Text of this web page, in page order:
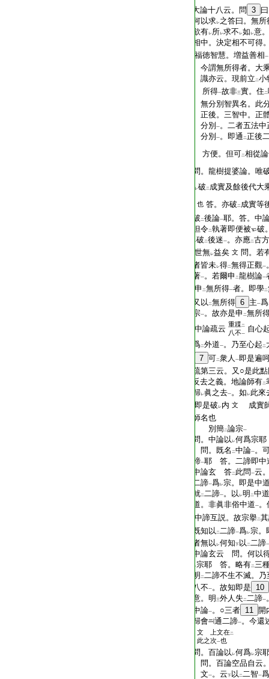
大論十八云。問 3
何以求レ之答曰。無所
欲有レ所レ求不 レ如 レ意
相中。決定相不可得
福徳智慧。増益善相一
今謂無所得者。大
識亦云。現前立 二小
所得一故非三實。住 二
無分別智異名。此
正後。三智中。正
分別 一。二者五法中
分別 一。即通 二正後
方便。但可二相從論
問。龍樹提婆論。唯
レ破 二 成實及餘後代大
也 答。亦破 二 成實等
破 二後論一耶。答。中
但令二執著即便被
破
レ破 二後迷一。亦應二古
世無レ益矣 文 問。若
者皆未レ得二無得正觀一
著一。若爾申 二龍樹論一
申 二無所得一者。即學二
又以 二無所得 6 主一爲
宗一。故亦是申 二無所
中論疏云 重牃 二
八不一
自心
爲二外道一。乃至心起 二
7 可二衆人 一即是遍
疏第三云。又○是此
反去之義。地論師有二
歸レ眞之去一。如 レ此來
即是破 レ内 文
成實
師名也
別簡二論宗一
問。中論以 レ何爲宗
問。既名 二中論一。
諦一耶 答。二諦即中
中論玄 答二 此問一云
二諦一爲レ宗。即是中
就二二諦一。以 レ明 二中道
道。非眞非俗中道一。
中諦互説。故宗擧二
既知以 二二諦一爲レ宗。
者無以 レ何知下 以 二二諦一
中論玄云 問。何以
レ宗耶 答。略有二三
明 二二諦不生不滅。乃
八不一。故知即是
10
意。明 三外人失 二二諦一
中論一。○三者 11 開
歸會 通二諦一。今還
文 上文在二
此之次一也
問。百論以 レ何爲レ宗
問。百論空品自云
文一。云下 以 二二智一爲